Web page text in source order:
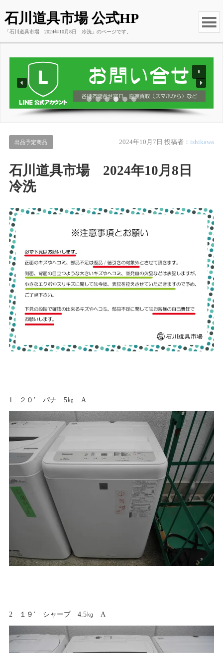
石川道具市場 公式HP
「石川道具市場 2024年10月8日 冷洗」のページです。
出品予定商品 2024年10月7日 投稿者：ishikawa
石川道具市場 2024年10月8日
冷洗
1 ２０’ パナ 5㎏ A
2 １９’ シャープ 4.5㎏ A